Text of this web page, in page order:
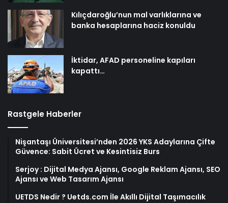
Kılıçdaroğlu’nun mal varlıklarına ve
banka hesaplarına haciz konuldu
İktidar, AFAD personeline kapıları
kapattı…
Rastgele Haberler
Nişantaşı Üniversitesi’nden 2026 YKS Adaylarına Çifte
Güvence: Sabit Ücret ve Kesintisiz Burs
Serjoy : Dijital Medya Ajansı, Google Reklam Ajansı, SEO
Ajansı ve Web Tasarım Ajansı
UETDS Nedir ? Uetds.com İle Akıllı Dijital Taşımacılık